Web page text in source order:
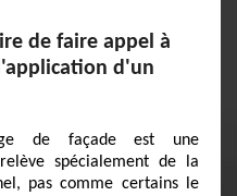
de faire appel à
d'un
de façade est une
spécialement de la
pas comme certains le